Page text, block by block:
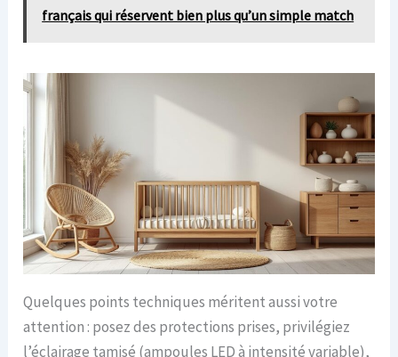
français qui réservent bien plus qu’un simple match
Quelques points techniques méritent aussi votre
attention : posez des protections prises, privilégiez
l’éclairage tamisé (ampoules LED à intensité variable),